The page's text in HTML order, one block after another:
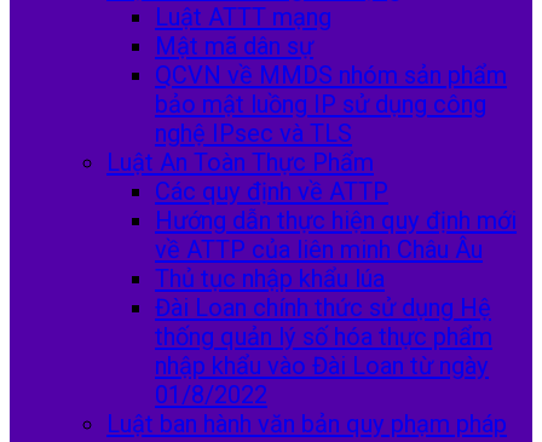
Luật ATTT mạng
Mật mã dân sự
QCVN về MMDS nhóm sản phẩm
bảo mật luồng IP sử dụng công
nghệ IPsec và TLS
Luật An Toàn Thực Phẩm
Các quy định về ATTP
Hướng dẫn thực hiện quy định mới
về ATTP của liên minh Châu Âu
Thủ tục nhập khẩu lúa
Đài Loan chính thức sử dụng Hệ
thống quản lý số hóa thực phẩm
nhập khẩu vào Đài Loan từ ngày
01/8/2022
Luật ban hành văn bản quy phạm pháp